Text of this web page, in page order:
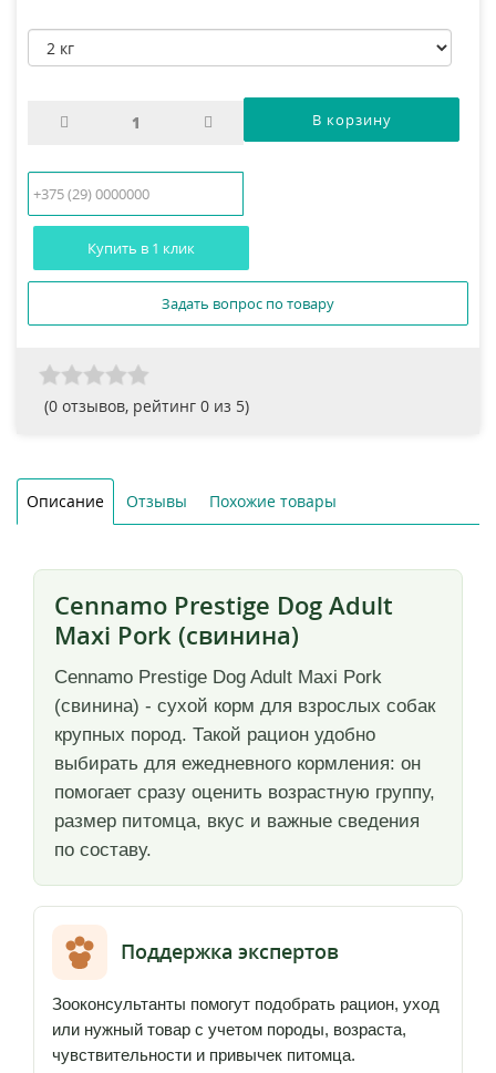
Купить в 1 клик
Задать вопрос по товару
(0 отзывов, рейтинг 0 из 5)
Описание Отзывы Похожие товары
Cennamo Prestige Dog Adult
Maxi Pork (свинина)
Cennamo Prestige Dog Adult Maxi Pork
(свинина) - сухой корм для взрослых собак
крупных пород. Такой рацион удобно
выбирать для ежедневного кормления: он
помогает сразу оценить возрастную группу,
размер питомца, вкус и важные сведения
по составу.
Поддержка экспертов
Зооконсультанты помогут подобрать рацион, уход
или нужный товар с учетом породы, возраста,
чувствительности и привычек питомца.